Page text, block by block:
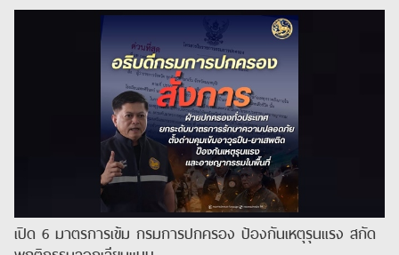
เปิด 6 มาตรการเข้ม กรมการปกครอง ป้องกันเหตุรุนแรง สกัด